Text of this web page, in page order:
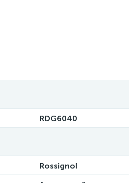
RDG6040
Rossignol